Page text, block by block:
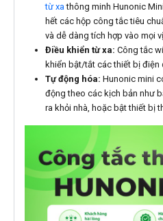
từ xathông minh Hunonic
hết các hộp công tắc tiêu
và dễ dàng tích hợp vào mọi
Điều khiển từ xa: Công tắc
khiển bật/tắt các thiết bị điện
Tự động hóa: Hunonic mini
động theo các kịch bản như
ra khỏi nhà, hoặc bật thiết bị